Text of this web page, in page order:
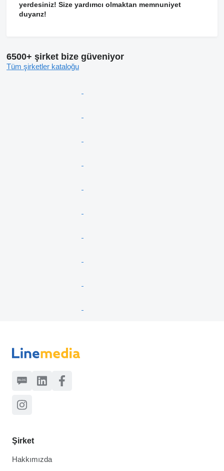
yerdesiniz! Size yardımcı olmaktan memnuniyet
duyarız!
6500+ şirket bize güveniyor
Tüm şirketler kataloğu
Şirket
Hakkımızda